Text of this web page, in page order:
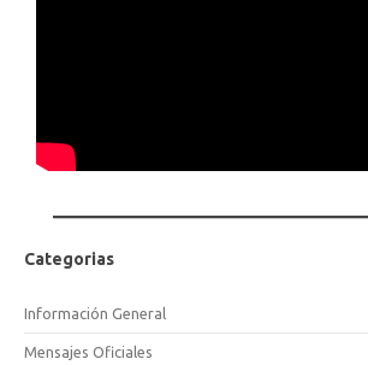
Categorias
Información General
Mensajes Oficiales